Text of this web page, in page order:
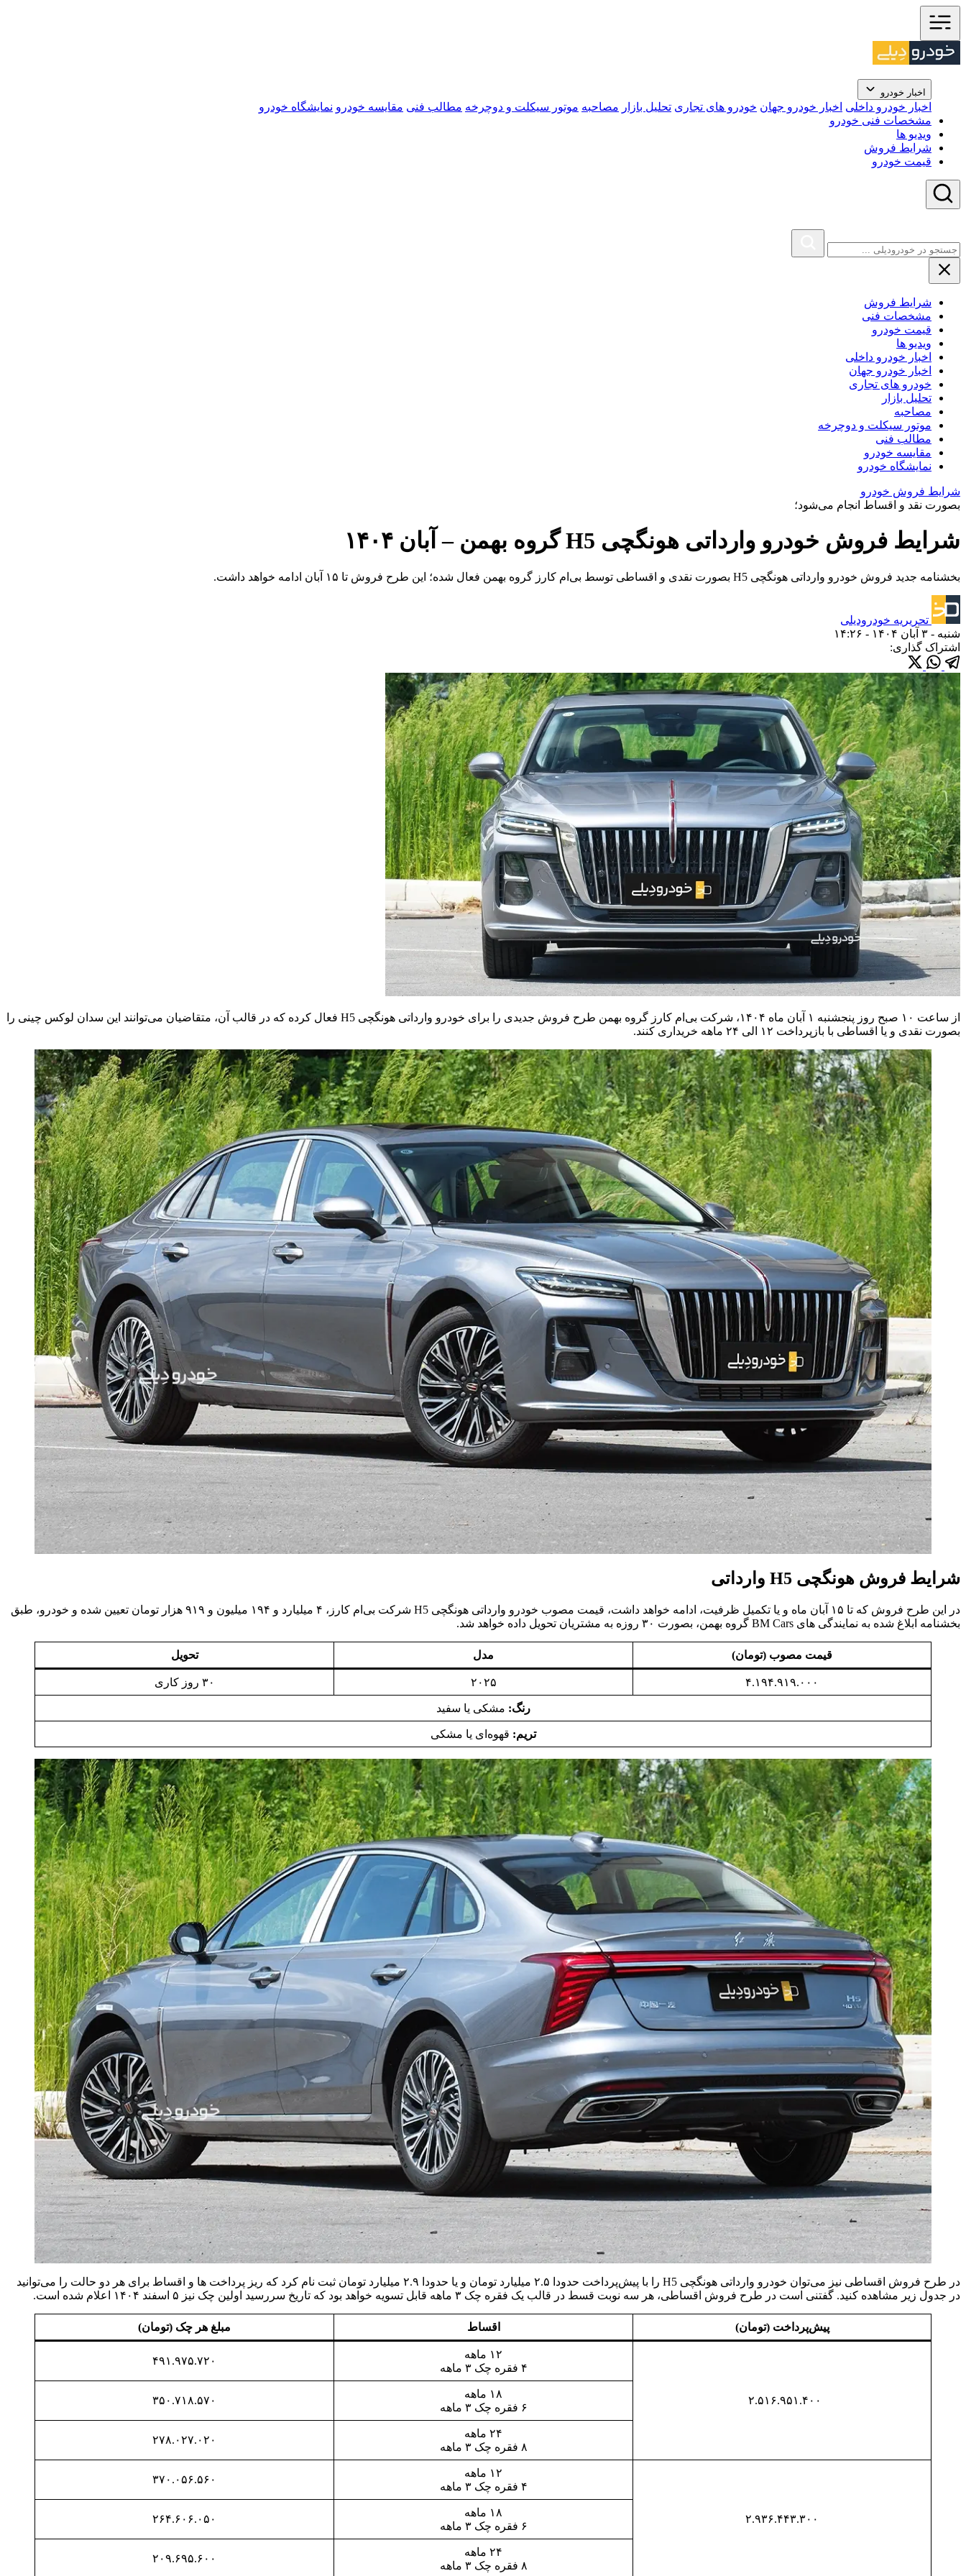
اخبار خودرو
اخبار خودرو داخلی اخبار خودرو جهان خودرو های تجاری تحلیل بازار مصاحبه موتور سیکلت و دوچرخه مطالب فنی مقایسه خودرو نمایشگاه خودرو
مشخصات فنی خودرو
ویدیو ها
شرایط فروش
قیمت خودرو
شرایط فروش
مشخصات فنی
قیمت خودرو
ویدیو ها
اخبار خودرو داخلی
اخبار خودرو جهان
خودرو های تجاری
تحلیل بازار
مصاحبه
موتور سیکلت و دوچرخه
مطالب فنی
مقایسه خودرو
نمایشگاه خودرو
شرایط فروش خودرو
بصورت نقد و اقساط انجام می‌شود؛
شرایط فروش خودرو وارداتی هونگچی H5 گروه بهمن – آبان ۱۴۰۴
بخشنامه جدید فروش خودرو وارداتی هونگچی H5 بصورت نقدی و اقساطی توسط بی‌ام کارز گروه بهمن فعال شده؛ این طرح فروش تا ۱۵ آبان ادامه خواهد داشت.
تحریریه خودرودیلی
شنبه - ۳ آبان ۱۴۰۴ - ۱۴:۲۶
اشتراک گذاری:
از ساعت ۱۰ صبح روز پنجشنبه ۱ آبان ماه ۱۴۰۴، شرکت بی‌ام کارز گروه بهمن طرح فروش جدیدی را برای خودرو وارداتی هونگچی H5 فعال کرده که در قالب آن، متقاضیان می‌توانند این سدان لوکس چینی را
بصورت نقدی و یا اقساطی با بازپرداخت ۱۲ الی ۲۴ ماهه خریداری کنند.
شرایط فروش هونگچی H5 وارداتی
در این طرح فروش که تا ۱۵ آبان ماه و یا تکمیل ظرفیت، ادامه خواهد داشت، قیمت مصوب خودرو وارداتی هونگچی H5 شرکت بی‌ام کارز، ۴ میلیارد و ۱۹۴ میلیون و ۹۱۹ هزار تومان تعیین شده و خودرو، طبق
بخشنامه ابلاغ شده به نمایندگی های BM Cars گروه بهمن، بصورت ۳۰ روزه به مشتریان تحویل داده خواهد شد.
قیمت مصوب (تومان) مدل تحویل
۴.۱۹۴.۹۱۹.۰۰۰ ۲۰۲۵ ۳۰ روز کاری
رنگ: مشکی یا سفید
تریم: قهوه‌ای یا مشکی
در طرح فروش اقساطی نیز می‌توان خودرو وارداتی هونگچی H5 را با پیش‌پرداخت حدودا ۲.۵ میلیارد تومان و یا حدودا ۲.۹ میلیارد تومان ثبت نام کرد که ریز پرداخت ها و اقساط برای هر دو حالت را می‌توانید
در جدول زیر مشاهده کنید. گفتنی است در طرح فروش اقساطی، هر سه نوبت قسط در قالب یک فقره چک ۳ ماهه قابل تسویه خواهد بود که تاریخ سررسید اولین چک نیز ۵ اسفند ۱۴۰۴ اعلام شده است.
پیش‌پرداخت (تومان) اقساط مبلغ هر چک (تومان)
۲.۵۱۶.۹۵۱.۴۰۰
۱۲ ماهه
۴ فقره چک ۳ ماهه
۴۹۱.۹۷۵.۷۲۰
۱۸ ماهه
۶ فقره چک ۳ ماهه
۳۵۰.۷۱۸.۵۷۰
۲۴ ماهه
۸ فقره چک ۳ ماهه
۲۷۸.۰۲۷.۰۲۰
۲.۹۳۶.۴۴۳.۳۰۰
۱۲ ماهه
۴ فقره چک ۳ ماهه
۳۷۰.۰۵۶.۵۶۰
۱۸ ماهه
۶ فقره چک ۳ ماهه
۲۶۴.۶۰۶.۰۵۰
۲۴ ماهه
۸ فقره چک ۳ ماهه
۲۰۹.۶۹۵.۶۰۰